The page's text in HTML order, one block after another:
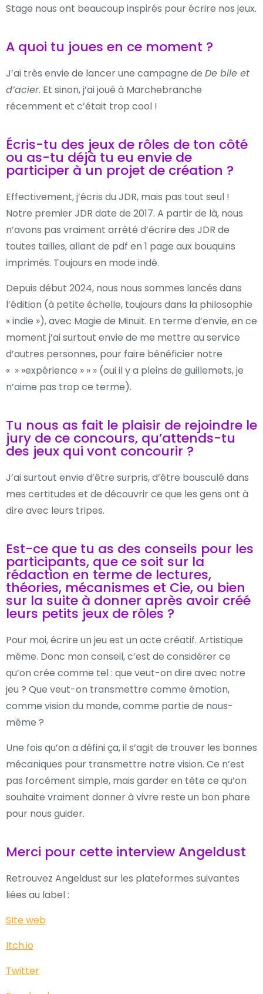
Stage nous ont beaucoup inspirés pour écrire nos jeux.
A quoi tu joues en ce moment ?
J’ai très envie de lancer une campagne de De bile et
d’acier. Et sinon, j’ai joué à Marchebranche
récemment et c’était trop cool !
Écris-tu des jeux de rôles de ton côté
ou as-tu déjà tu eu envie de
participer à un projet de création ?
Effectivement, j’écris du JDR, mais pas tout seul !
Notre premier JDR date de 2017. A partir de là, nous
n’avons pas vraiment arrêté d’écrire des JDR de
toutes tailles, allant de pdf en 1 page aux bouquins
imprimés. Toujours en mode indé.
Depuis début 2024, nous nous sommes lancés dans
l’édition (à petite échelle, toujours dans la philosophie
« indie »), avec Magie de Minuit. En terme d’envie, en ce
moment j’ai surtout envie de me mettre au service
d’autres personnes, pour faire bénéficier notre
« » »expérience » » » (oui il y a pleins de guillemets, je
n’aime pas trop ce terme).
Tu nous as fait le plaisir de rejoindre le
jury de ce concours, qu’attends-tu
des jeux qui vont concourir ?
J’ai surtout envie d’être surpris, d’être bousculé dans
mes certitudes et de découvrir ce que les gens ont à
dire avec leurs tripes.
Est-ce que tu as des conseils pour les
participants, que ce soit sur la
rédaction en terme de lectures,
théories, mécanismes et Cie, ou bien
sur la suite à donner après avoir créé
leurs petits jeux de rôles ?
Pour moi, écrire un jeu est un acte créatif. Artistique
même. Donc mon conseil, c’est de considérer ce
qu’on crée comme tel : que veut-on dire avec notre
jeu ? Que veut-on transmettre comme émotion,
comme vision du monde, comme partie de nous-
même ?
Une fois qu’on a défini ça, il s’agit de trouver les bonnes
mécaniques pour transmettre notre vision. Ce n’est
pas forcément simple, mais garder en tête ce qu’on
souhaite vraiment donner à vivre reste un bon phare
pour nous guider.
Merci pour cette interview Angeldust
Retrouvez Angeldust sur les plateformes suivantes
liées au label :
SIte web
Itch.io
Twitter